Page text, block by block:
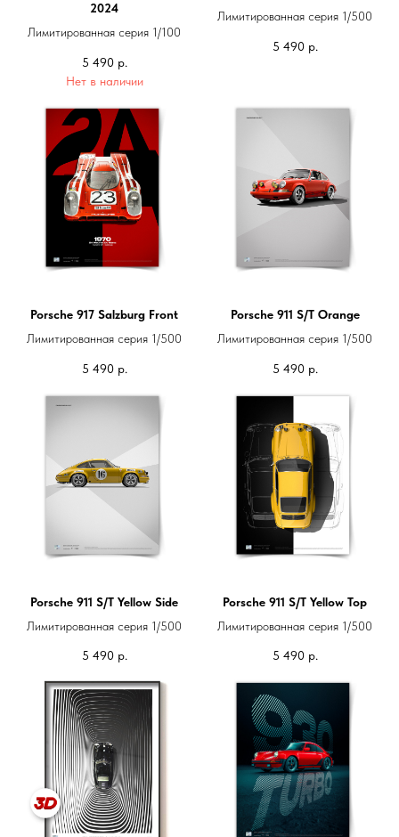
2024
Лимитированная серия 1/100
5 490 р.
Нет в наличии
Лимитированная серия 1/500
5 490 р.
Porsche 917 Salzburg Front
Лимитированная серия 1/500
5 490 р.
Porsche 911 S/T Orange
Лимитированная серия 1/500
5 490 р.
Porsche 911 S/T Yellow Side
Лимитированная серия 1/500
5 490 р.
Porsche 911 S/T Yellow Top
Лимитированная серия 1/500
5 490 р.